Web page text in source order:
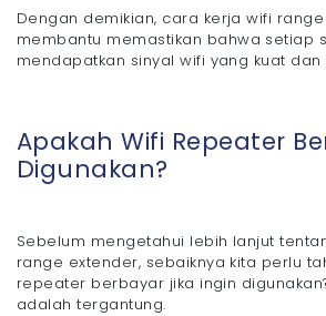
Dengan demikian, cara kerja wifi
membantu memastikan bahwa setiap
mendapatkan sinyal wifi yang kuat dan
Apakah Wifi Repeater
Digunakan?
Sebelum mengetahui lebih lanjut
range extender, sebaiknya kita perlu
repeater berbayar jika ingin
adalah tergantung.